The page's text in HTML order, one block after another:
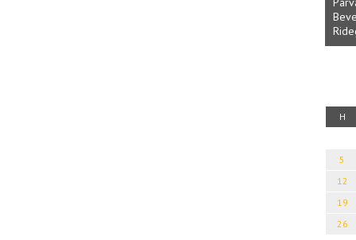
H
5
12
19
26